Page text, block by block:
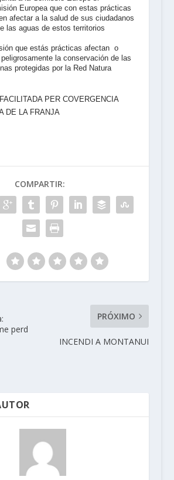
Europea que con estas prácticas
afectar a la salud de sus ciudadanos
las aguas de estos territorios
que estás prácticas afectan o
la conservación de las
protegidas por la Red Natura
PER COVERGENCIA
DE LA FRANJA
COMPARTIR:
perd
PRÓXIMO
INCENDI A MONTANUI